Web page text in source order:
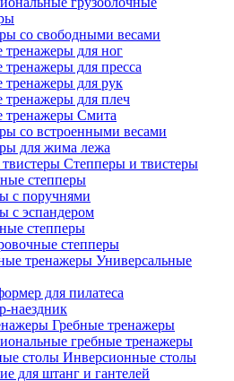
со свободными весами
для ног
для пресса
для рук
для плеч
тренажеры Смита
со встроенными весами
для жима лежа
Степперы и твистеры
степперы
с поручнями
с эспандером
степперы
степперы
Универсальные
для пилатеса
наездник
Гребные тренажеры
гребные тренажеры
Инверсионные столы